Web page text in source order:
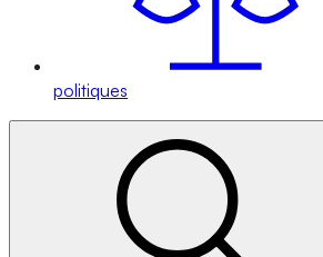
politiques